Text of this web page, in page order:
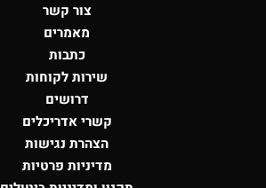
צור קשר
מאמרים
כתבות
שירות לקוחות
דרושים
קשרי אדריכלים
הצהרת נגישות
מדיניות פרטיות